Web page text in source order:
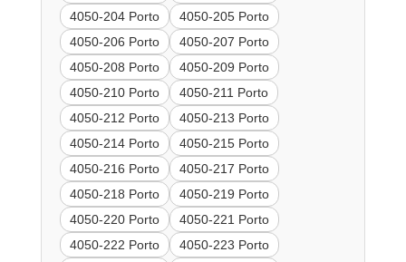
4050-204 Porto
4050-205 Porto
4050-206 Porto
4050-207 Porto
4050-208 Porto
4050-209 Porto
4050-210 Porto
4050-211 Porto
4050-212 Porto
4050-213 Porto
4050-214 Porto
4050-215 Porto
4050-216 Porto
4050-217 Porto
4050-218 Porto
4050-219 Porto
4050-220 Porto
4050-221 Porto
4050-222 Porto
4050-223 Porto